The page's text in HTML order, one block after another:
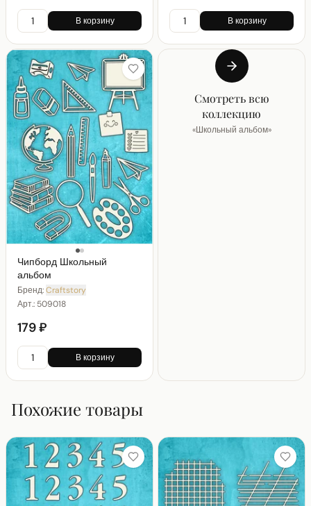
В корзину В корзину
Чипборд Школьный
альбом
Бренд:Craftstory
Арт.: 509018
179 ₽
В корзину
Смотреть всю
коллекцию
«Школьный альбом»
Похожие товары